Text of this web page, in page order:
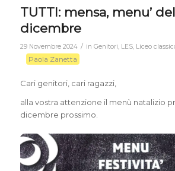
TUTTI: mensa, menu’
dicembre
29 Novembre 2024 / in Genitori, LES, Liceo
Paola Zanetta
Cari genitori, cari ragazzi,
alla vostra attenzione il menù natalizio
dicembre prossimo.